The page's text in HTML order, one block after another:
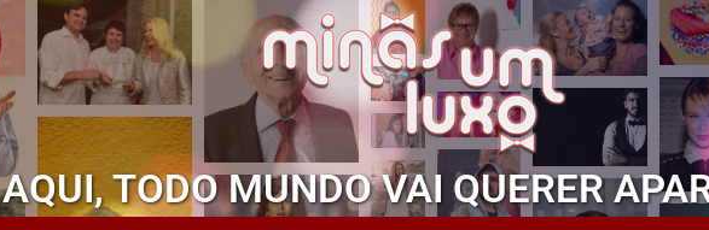
AQUI, TODO MUNDO VAI QUERER